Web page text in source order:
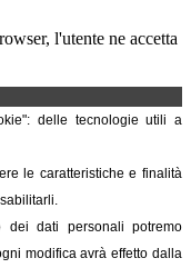
l'utente ne accetta
delle tecnologie utili a
le caratteristiche e finalità
dei dati personali potremo
modifica avrà effetto dalla